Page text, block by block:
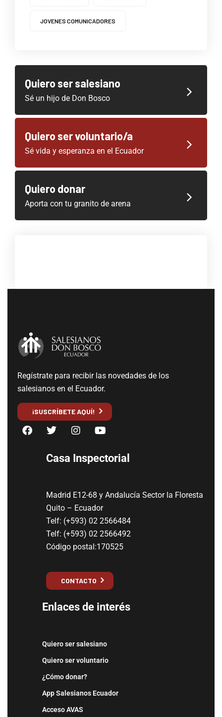
JOVENES COMUNICADORES
Quiero ser salesiano
Sé un hijo de Don Bosco
Quiero ser voluntario/a
Sé vida y esperanza en el Ecuador
Quiero donar
Aporta con tu granito de arena
Regístrate para recibir las novedades de los
salesianos en el Ecuador.
¡SUSCRÍBETE AQUÍ!
Casa Inspectorial
Madrid E12-68 y Andalucía Sector la Floresta
Quito – Ecuador
Telf: (+593) 02 2566484
Telf: (+593) 02 2566492
Código postal:170525
CONTACTO
Enlaces de interés
Quiero ser salesiano
Quiero ser voluntario
¿Cómo donar?
App Salesianos Ecuador
Acceso AVAS